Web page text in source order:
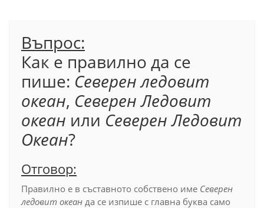
Въпрос:
Как е правилно да се
пише: Северен ледовит
океан, Северен Ледовит
океан или Северен Ледовит
Океан?
Отговор:
Правилно е в съставното собствено име Северен
ледовит океан да се изпише с главна буква само